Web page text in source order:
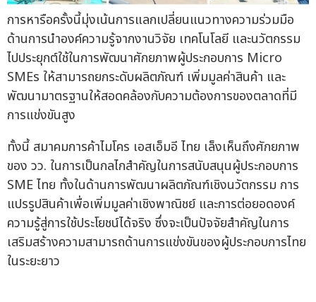
การหารือครั้งนี้มุ่งเน้นการแลกเปลี่ยนแนวทางความร่วมมือ
ด้านการนำองค์ความรู้จากงานวิจัย เทคโนโลยี และนวัตกรรม
ไปประยุกต์ใช้ในการพัฒนาศักยภาพผู้ประกอบการ Micro
SMEs ให้สามารถยกระดับผลิตภัณฑ์ เพิ่มมูลค่าสินค้า และ
พัฒนามาตรฐานให้สอดคล้องกับความต้องการของตลาดที่มี
การแข่งขันสูง
ทั้งนี้ สมาคมการค้าไมโคร เอสเอ็มอี ไทย เล็งเห็นถึงศักยภาพ
ของ วว. ในการเป็นกลไกสำคัญในการสนับสนุนผู้ประกอบการ
SME ไทย ทั้งในด้านการพัฒนาผลิตภัณฑ์เชิงนวัตกรรม การ
แปรรูปสินค้าเพื่อเพิ่มมูลค่าเชิงพาณิชย์ และการต่อยอดองค์
ความรู้สู่การใช้ประโยชน์ได้จริง ซึ่งจะเป็นปัจจัยสำคัญในการ
เสริมสร้างความสามารถด้านการแข่งขันของผู้ประกอบการไทย
ในระยะยาว